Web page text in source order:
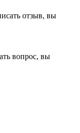
отзыв, вы
вопрос, вы